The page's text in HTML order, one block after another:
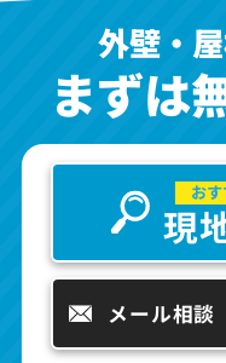
外壁・
まずは
お
現
メール相談